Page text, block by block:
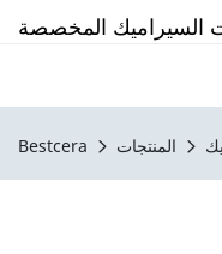
Bestcera المنتجات